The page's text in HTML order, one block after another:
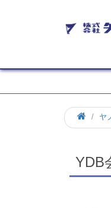
ホ
ー
ヤ
YDB